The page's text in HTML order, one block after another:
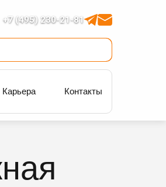
+7 (495) 230-21-81
Карьера Контакты